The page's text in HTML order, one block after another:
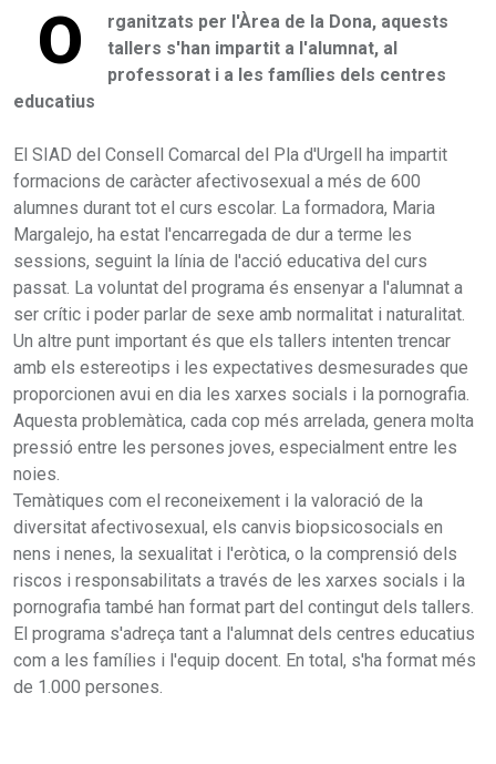
O
rganitzats per l'Àrea de la Dona, aquests
tallers s'han impartit a l'alumnat, al
professorat i a les famílies dels centres
educatius
El SIAD del Consell Comarcal del Pla d'Urgell ha impartit
formacions de caràcter afectivosexual a més de 600
alumnes durant tot el curs escolar. La formadora, Maria
Margalejo, ha estat l'encarregada de dur a terme les
sessions, seguint la línia de l'acció educativa del curs
passat. La voluntat del programa és ensenyar a l'alumnat a
ser crític i poder parlar de sexe amb normalitat i naturalitat.
Un altre punt important és que els tallers intenten trencar
amb els estereotips i les expectatives desmesurades que
proporcionen avui en dia les xarxes socials i la pornografia.
Aquesta problemàtica, cada cop més arrelada, genera molta
pressió entre les persones joves, especialment entre les
noies.
Temàtiques com el reconeixement i la valoració de la
diversitat afectivosexual, els canvis biopsicosocials en
nens i nenes, la sexualitat i l'eròtica, o la comprensió dels
riscos i responsabilitats a través de les xarxes socials i la
pornografia també han format part del contingut dels tallers.
El programa s'adreça tant a l'alumnat dels centres educatius
com a les famílies i l'equip docent. En total, s'ha format més
de 1.000 persones.